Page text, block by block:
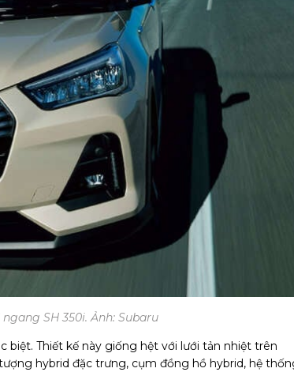
SH 350i. Ảnh: Subaru
biệt. Thiết kế này giống hệt với lưới tản nhiệt trên
hybrid đặc trưng, cụm đồng hồ hybrid, hệ